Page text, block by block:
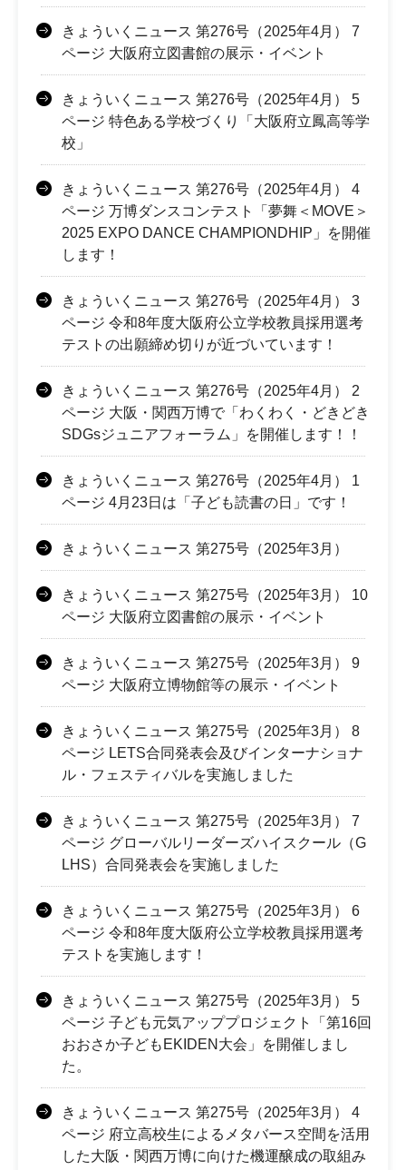
きょういくニュース 第276号（2025年4月） 7
ページ 大阪府立図書館の展示・イベント
きょういくニュース 第276号（2025年4月） 5
ページ 特色ある学校づくり「大阪府立鳳高等学
校」
きょういくニュース 第276号（2025年4月） 4
ページ 万博ダンスコンテスト「夢舞＜MOVE＞
2025 EXPO DANCE CHAMPIONDHIP」を開催
します！
きょういくニュース 第276号（2025年4月） 3
ページ 令和8年度大阪府公立学校教員採用選考
テストの出願締め切りが近づいています！
きょういくニュース 第276号（2025年4月） 2
ページ 大阪・関西万博で「わくわく・どきどき
SDGsジュニアフォーラム」を開催します！！
きょういくニュース 第276号（2025年4月） 1
ページ 4月23日は「子ども読書の日」です！
きょういくニュース 第275号（2025年3月）
きょういくニュース 第275号（2025年3月） 10
ページ 大阪府立図書館の展示・イベント
きょういくニュース 第275号（2025年3月） 9
ページ 大阪府立博物館等の展示・イベント
きょういくニュース 第275号（2025年3月） 8
ページ LETS合同発表会及びインターナショナ
ル・フェスティバルを実施しました
きょういくニュース 第275号（2025年3月） 7
ページ グローバルリーダーズハイスクール（G
LHS）合同発表会を実施しました
きょういくニュース 第275号（2025年3月） 6
ページ 令和8年度大阪府公立学校教員採用選考
テストを実施します！
きょういくニュース 第275号（2025年3月） 5
ページ 子ども元気アッププロジェクト「第16回
おおさか子どもEKIDEN大会」を開催しまし
た。
きょういくニュース 第275号（2025年3月） 4
ページ 府立高校生によるメタバース空間を活用
した大阪・関西万博に向けた機運醸成の取組み